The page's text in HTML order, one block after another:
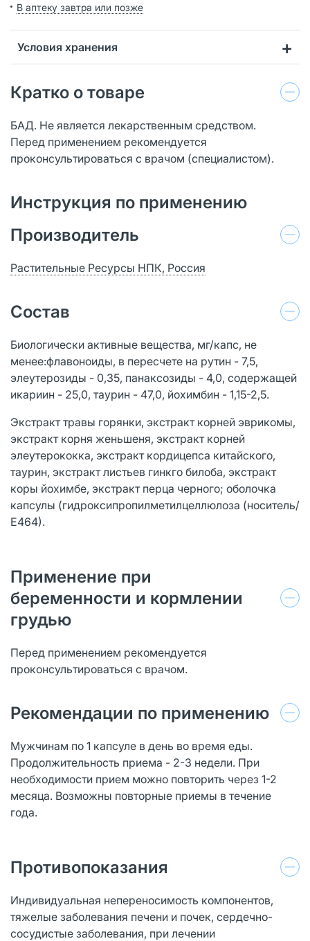
В аптеку завтра или позже
Условия хранения
Кратко о товаре
БАД. Не является лекарственным средством.
Перед применением рекомендуется
проконсультироваться с врачом (специалистом).
Инструкция по применению
Производитель
Растительные Ресурсы НПК, Россия
Состав
Биологически активные вещества, мг/капс, не
менее:флавоноиды, в пересчете на рутин - 7,5,
элеутерозиды - 0,35, панаксозиды - 4,0, содержащей
икариин - 25,0, таурин - 47,0, йохимбин - 1,15-2,5.
Экстракт травы горянки, экстракт корней эврикомы,
экстракт корня женьшеня, экстракт корней
элеутерококка, экстракт кордицепса китайского,
таурин, экстракт листьев гинкго билоба, экстракт
коры йохимбе, экстракт перца черного; оболочка
капсулы (гидроксипропилметилцеллюлоза (носитель/
Е464).
Применение при
беременности и кормлении
грудью
Перед применением рекомендуется
проконсультироваться с врачом.
Рекомендации по применению
Мужчинам по 1 капсуле в день во время еды.
Продолжительность приема - 2-3 недели. При
необходимости прием можно повторить через 1-2
месяца. Возможны повторные приемы в течение
года.
Противопоказания
Индивидуальная непереносимость компонентов,
тяжелые заболевания печени и почек, сердечно-
сосудистые заболевания, при лечении